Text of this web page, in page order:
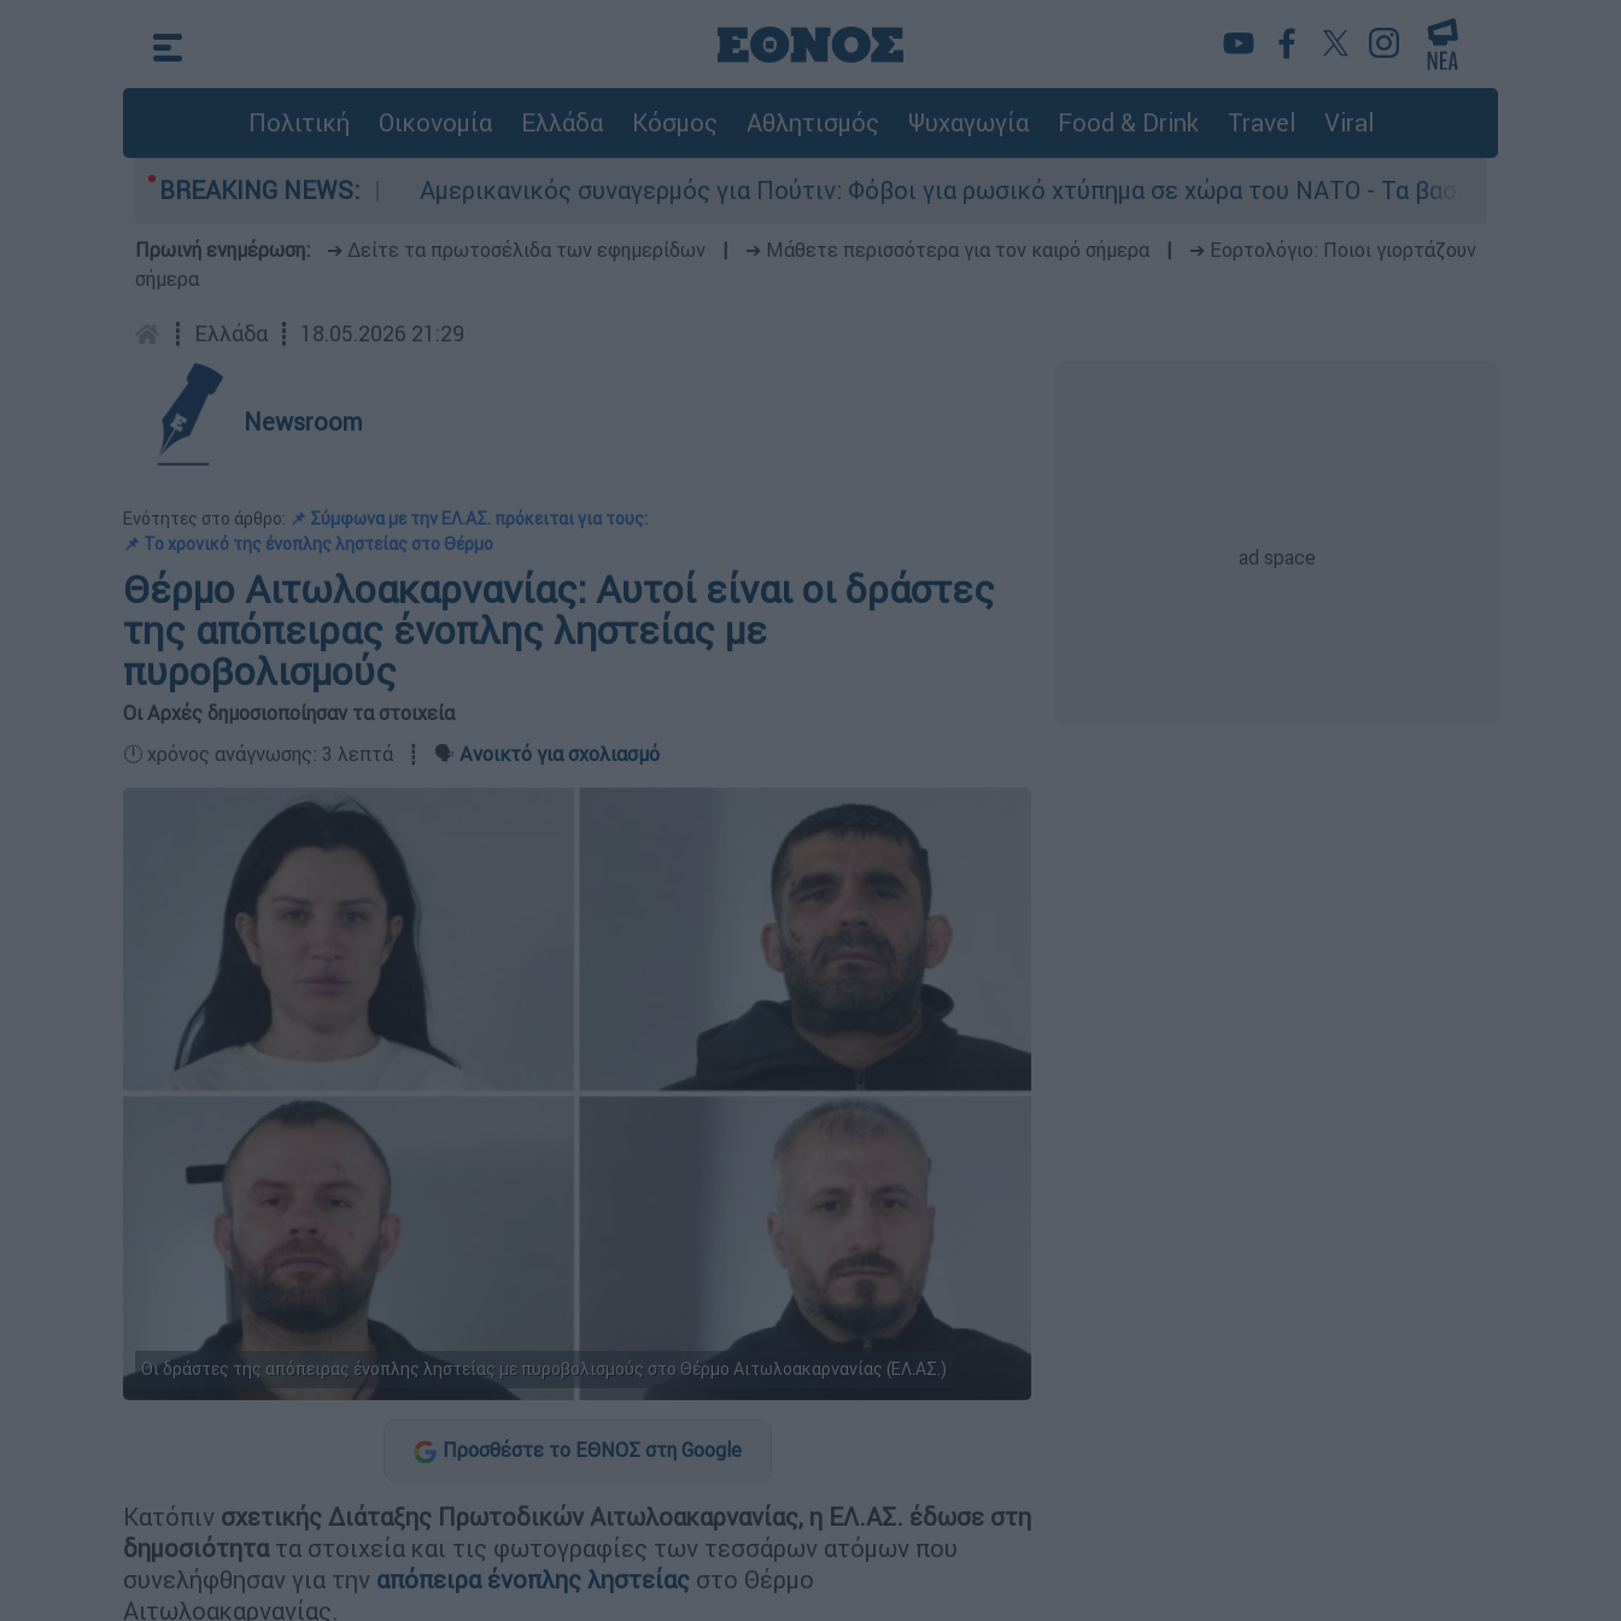
Πολιτική Οικονομία Ελλάδα Κόσμος Αθλητισμός Ψυχαγωγία Food & Drink Travel Viral
BREAKING NEWS:
σε red code Αμερικανικός συναγερμός για Πούτιν: Φόβοι για ρωσικό χτύπημα σε χώρα του ΝΑΤΟ - Τα βασικά σενάρια έως το 2029
Πρωινή ενημέρωση: ➔ Δείτε τα πρωτοσέλιδα των εφημερίδων ➔ Μάθετε περισσότερα για τον καιρό σήμερα
➔ Εορτολόγιο: Ποιοι γιορτάζουν
σήμερα
┋ Ελλάδα ┋ 18.05.2026 21:29
Newsroom
Ενότητες στο άρθρο: 📌 Σύμφωνα με την ΕΛ.ΑΣ. πρόκειται για τους:
📌 Το χρονικό της ένοπλης ληστείας στο Θέρμο
Θέρμο Αιτωλοακαρνανίας: Αυτοί είναι οι δράστες
της απόπειρας ένοπλης ληστείας με
πυροβολισμούς
Οι Αρχές δημοσιοποίησαν τα στοιχεία
🕛 χρόνος ανάγνωσης: 3 λεπτά ┋ 🗣️ Ανοικτό για σχολιασμό
Οι δράστες της απόπειρας ένοπλης ληστείας με πυροβολισμούς στο Θέρμο Αιτωλοακαρνανίας (ΕΛ.ΑΣ.)
Προσθέστε το ΕΘΝΟΣ στη Google
Κατόπιν σχετικής Διάταξης Πρωτοδικών Αιτωλοακαρνανίας, η ΕΛ.ΑΣ. έδωσε στη
δημοσιότητα τα στοιχεία και τις φωτογραφίες των τεσσάρων ατόμων που
συνελήφθησαν για την απόπειρα ένοπλης ληστείας στο Θέρμο
Αιτωλοακαρνανίας.